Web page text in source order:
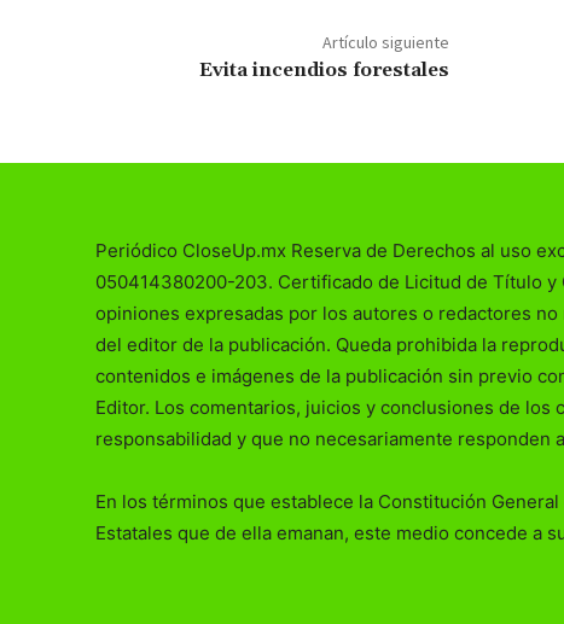
Artículo siguiente
Evita incendios forestales
Periódico CloseUp.mx Reserva de Derechos al uso
050414380200-203. Certificado de Licitud de Título y
opiniones expresadas por los autores o redactores
del editor de la publicación. Queda prohibida la
contenidos e imágenes de la publicación sin previo
Editor. Los comentarios, juicios y conclusiones de los
responsabilidad y que no necesariamente responden
En los términos que establece la Constitución
Estatales que de ella emanan, este medio concede a